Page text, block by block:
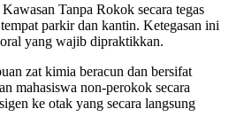
Tanpa Rokok secara tegas
parkir dan kantin. Ketegasan ini
yang wajib dipraktikkan.
zat kimia beracun dan bersifat
mahasiswa non-perokok secara
ke otak yang secara langsung